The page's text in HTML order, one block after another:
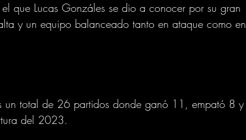
que Lucas Gonzáles se dio a conocer por su gran
y un equipo balanceado tanto en ataque como en
un total de 26 partidos donde ganó 11, empató 8 y
del 2023.